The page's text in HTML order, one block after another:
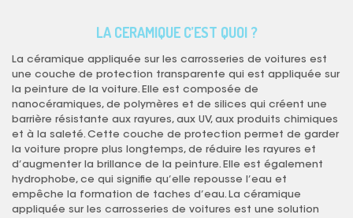
LA CERAMIQUE C’EST QUOI ?
La céramique appliquée sur les carrosseries de voitures est
une couche de protection transparente qui est appliquée sur
la peinture de la voiture. Elle est composée de
nanocéramiques, de polymères et de silices qui créent une
barrière résistante aux rayures, aux UV, aux produits chimiques
et à la saleté. Cette couche de protection permet de garder
la voiture propre plus longtemps, de réduire les rayures et
d’augmenter la brillance de la peinture. Elle est également
hydrophobe, ce qui signifie qu’elle repousse l’eau et
empêche la formation de taches d’eau. La céramique
appliquée sur les carrosseries de voitures est une solution